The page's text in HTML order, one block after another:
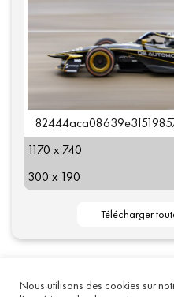
1170 x 740
300 x 190
Mentions légales
Nous utilisons des cookies sur